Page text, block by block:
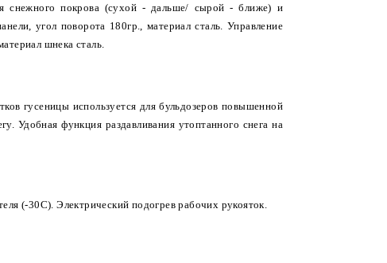
снежного покрова (сухой - дальше/ сырой - ближе) и
угол поворота 180гр., материал сталь. Управление
шнека сталь.
гусеницы используется для бульдозеров повышенной
Удобная функция раздавливания утоптанного снега на
(-30С). Электрический подогрев рабочих рукояток.